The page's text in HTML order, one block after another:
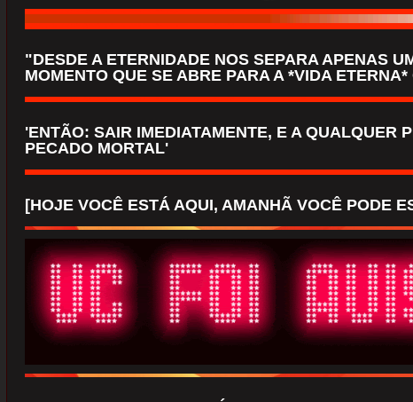
"DESDE A ETERNIDADE NOS SEPARA APENAS
MOMENTO QUE SE ABRE PARA A *VIDA
'ENTÃO: SAIR IMEDIATAMENTE, E A QUALQUER
PECADO MORTAL'
[HOJE VOCÊ ESTÁ AQUI, AMANHÃ VOCÊ PODE